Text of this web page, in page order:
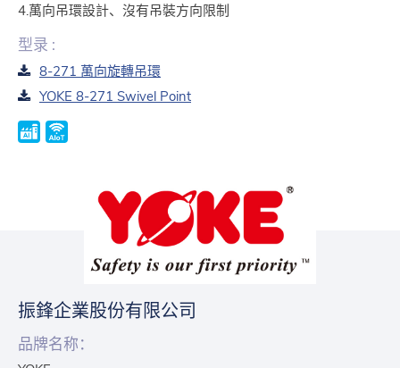
4.萬向吊環設計、沒有吊裝方向限制
型录 :
8-271 萬向旋轉吊環
YOKE 8-271 Swivel Point
振鋒企業股份有限公司
品牌名称：